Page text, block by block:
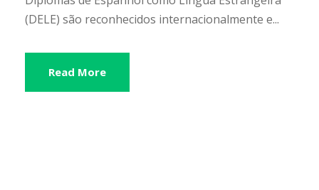
(DELE) são reconhecidos internacionalmente e...
Read More